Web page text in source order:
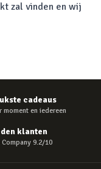
zal vinden en wij
cadeaus
moment en iedereen
klanten
9.2/10